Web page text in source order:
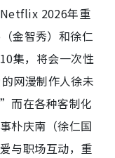
Netflix 2026年重
金智秀）和徐仁
集，将会一次性
网漫制作人徐未
而在各种客制化
朴庆南（徐仁国
与职场互动，重